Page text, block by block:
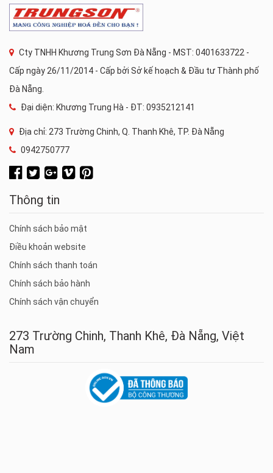
Cty TNHH Khương Trung Sơn Đà Nẵng - MST: 0401633722 -
Cấp ngày 26/11/2014 - Cấp bởi Sở kế hoạch & Đầu tư Thành phố
Đà Nẵng.
Đại diện: Khương Trung Hà - ĐT: 0935212141
Địa chỉ: 273 Trường Chinh, Q. Thanh Khê, TP. Đà Nẵng
0942750777
Thông tin
Chính sách bảo mật
Điều khoản website
Chính sách thanh toán
Chính sách bảo hành
Chính sách vận chuyển
273 Trường Chinh, Thanh Khê, Đà Nẵng, Việt
Nam